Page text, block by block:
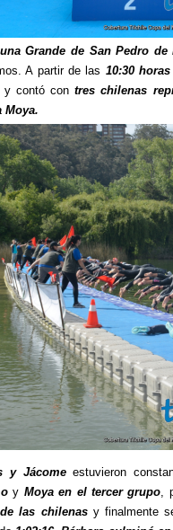
Grande de San Pedro
A partir de las 10:30 horas
y contó contres chilenas
Moya.
y Jácomeestuvieron
y Moya en el tercer grupo,
las chilenas y finalmente